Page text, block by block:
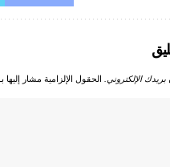
الإلكتروني. الحقول الإلزامية مشار إليها بـ